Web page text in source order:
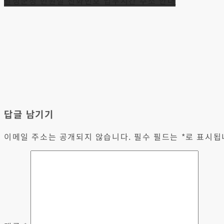
답글 남기기
이메일 주소는 공개되지 않습니다. 필수 필드는 *로 표시됩